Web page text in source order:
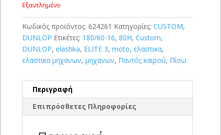
Εξαντλημένο
Κωδικός προϊόντος: 624261 Κατηγορίες: CUSTOM,
DUNLOP Ετικέτες: 180/60-16, 80H, Custom,
DUNLOP, elastika, ELITE 3, moto, ελαστικα,
ελαστικα μηχανων, μηχανων, Παντός καιρού, Πίσω
Περιγραφή
Επιπρόσθετες Πληροφορίες